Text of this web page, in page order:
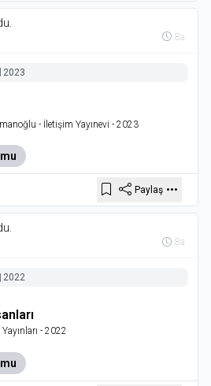
8a
2023
- İletişim Yayınevi - 2023
Paylaş
8a
2022
- 2022